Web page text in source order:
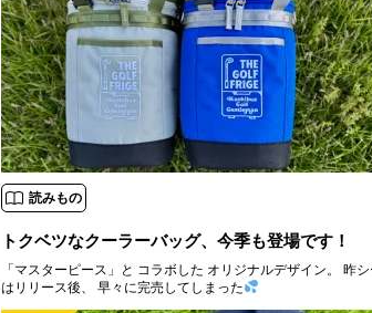
読みもの
トクベツなクーラーバッグ、今季も登場です！
「マスターピース」と コラボした オリジナルデザイン。 昨
はリリース後、 早々に完売してしまった